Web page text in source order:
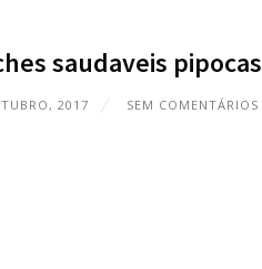
saudaveis pipocas
2017 SEM COMENTÁRIOS